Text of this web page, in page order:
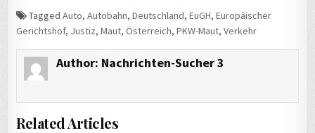
TaggedAuto,Autobahn,Deutschland,EuGH,Europäischer
Gerichtshof, Justiz,Maut,Österreich,PKW-Maut,Verkehr
Author: Nachrichten-Sucher 3
Related Articles